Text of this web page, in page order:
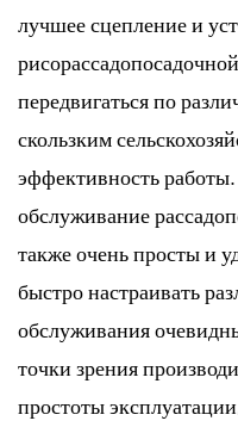
лучшее сцепление и
передвигаться по
скользким
эффективность
обслуживание
также очень просты и
быстро настраивать
обслуживания
точки зрения
простоты